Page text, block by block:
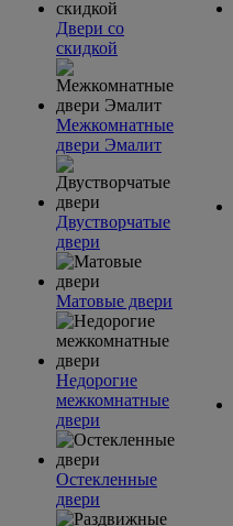
Двери со
скидкой
Межкомнатные
двери Эмалит
Двустворчатые
двери
Матовые двери
Недорогие
межкомнатные
двери
Остекленные
двери